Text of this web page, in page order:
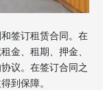
签订租赁合同。在
金、租期、押金、
议。在签订合同之
到保障。